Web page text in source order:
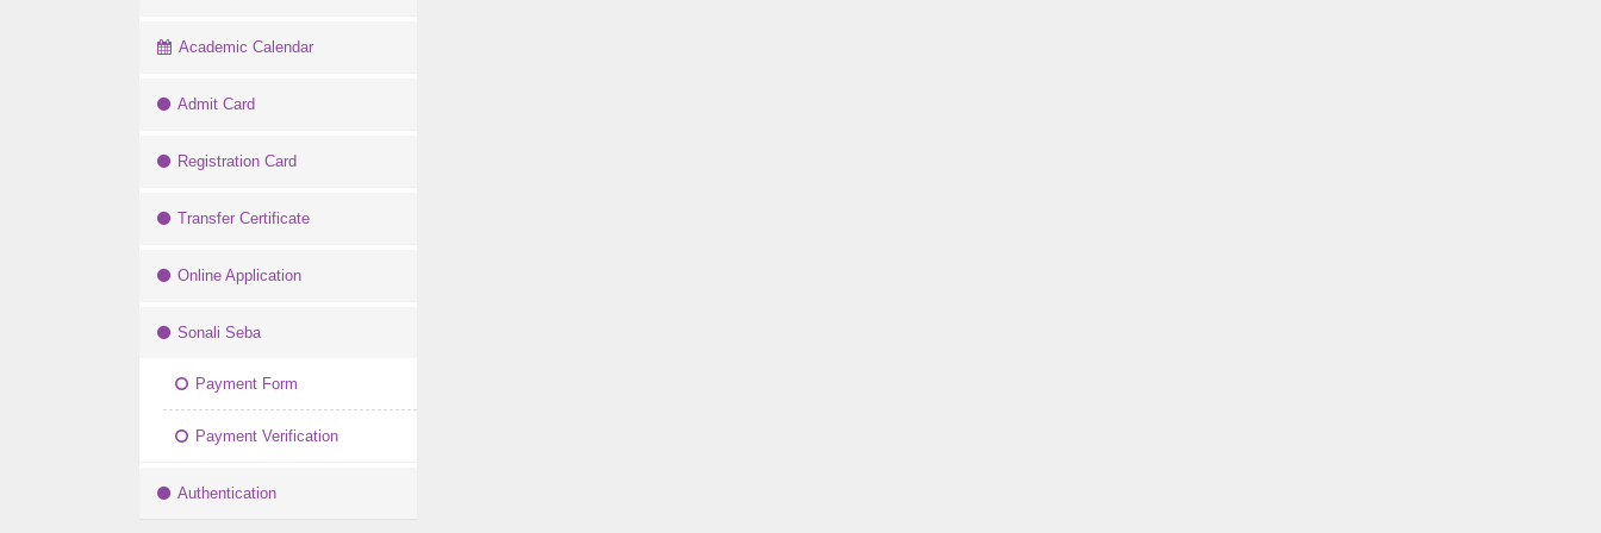
Academic Calendar
Admit Card
Registration Card
Transfer Certificate
Online Application
Sonali Seba
Payment Form
Payment Verification
Authentication